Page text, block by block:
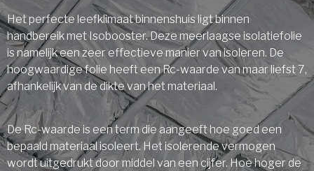
Het perfecte leefklimaat binnenshuis ligt binnen
handbereik met Isobooster. Deze meerlaagse isolatiefolie
is namelijk een zeer effectieve manier van isoleren. De
hoogwaardige folie heeft een Rc-waarde van maar liefst 7,
afhankelijk van de dikte van het materiaal.
De Rc-waarde is een term die aangeeft hoe goed een
bepaald materiaal isoleert. Het isolerende vermogen
wordt uitgedrukt door middel van een cijfer. Hoe hoger de